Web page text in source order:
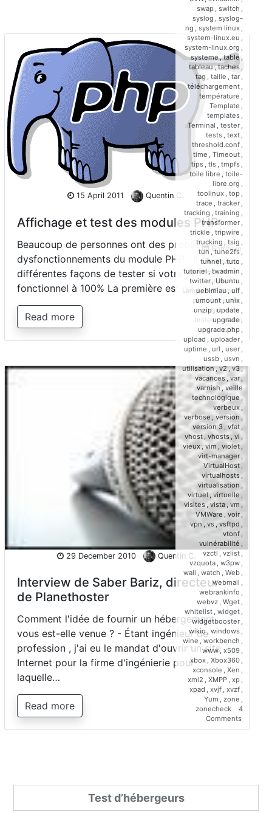
15 April 2011 Quentin C.
Affichage et test des modules PHP
Beaucoup de personnes ont des problèmes de
dysfonctionnements du module PHP . Il existe
différentes façons de tester si votre PHP est
fonctionnel à 100% La première est de créer…
Read more
Entrevue
Apache
apache2,Install
Installation
Lamp,PHP,php5
php6,phpinfo
planet-libre
tester,version
php
29 December 2010 Quentin C.
Interview de Saber Bariz, directeur
de Planethoster
Comment l'idée de fournir un hébergement
vous est-elle venue ? - Étant ingénieur de
profession , j'ai eu le mandat d'ouvrir un site
Internet pour la firme d'ingénierie pour
laquelle…
Read more
swap , switch ,
syslog , syslog-
ng , system linux ,
system-linux.eu ,
system-linux.org ,
systeme,table ,
tableau,taches ,
tag , taille , tar ,
téléchargement ,
température ,
Template ,
templates ,
Terminal , tester ,
tests , text ,
threshold.conf ,
time , Timeout ,
tips , tls , tmpfs ,
toile libre , toile-
libre.org ,
toolinux , top ,
trace , tracker ,
tracking , training ,
transformer ,
trickle , tripwire ,
trucking , tsig ,
tun ,tune2fs,
tunnel,tuto ,
tutoriel,twadmin ,
twitter,Ubuntu ,
uebimiau,uif ,
umount,unix ,
unzip,update ,
upgrade,
upgrade.php ,
upload , uploader ,
uptime , url , user ,
ussb , usvn ,
utilisation,v2,v3,
vacances , var,
varnish , veille
technologique ,
verbeux ,
verbose ,version,
version 3 , vfat ,
vhost , vhosts , vi ,
vieux , vim , violet,
virt-manager ,
VirtualHost ,
virtualhosts ,
virtualisation ,
virtuel, virtuelle ,
visites , vista , vm ,
VMWare , voir ,
vpn , vs , vsftpd ,
vtonf ,
vulnérabilité ,
vzctl , vzlist ,
vzquota , w3pw ,
wall , watch , Web ,
webmail ,
webrankinfo ,
webvz , Wget ,
whitelist , widget ,
widgetbooster ,
wikio, windows ,
wine , workbench ,
www, x509 ,
xbox , Xbox360 ,
xconsole , Xen ,
xml2 , XMPP , xp ,
xpad , xvjf , xvzf ,
Yum , zone ,
zonecheck
4
Commentson
Interview
Test d’hébergeurs